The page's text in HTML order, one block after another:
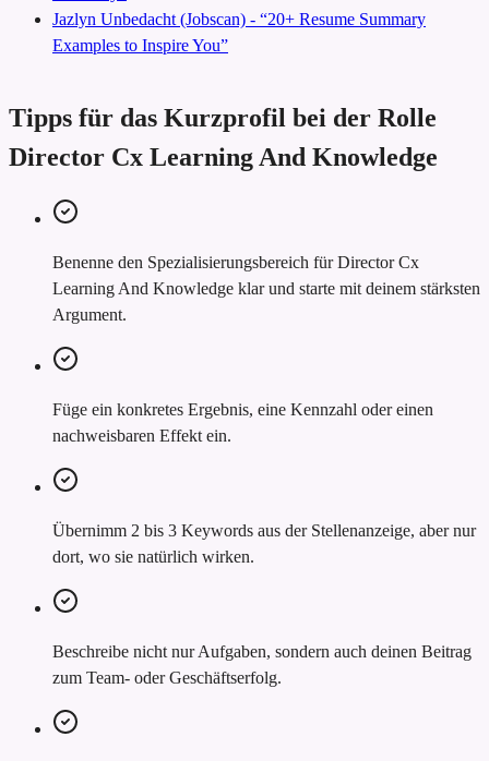
Jazlyn Unbedacht (Jobscan) - “20+ Resume Summary
Examples to Inspire You”
Tipps für das Kurzprofil bei der Rolle
Director Cx Learning And Knowledge
Benenne den Spezialisierungsbereich für Director Cx
Learning And Knowledge klar und starte mit deinem stärksten
Argument.
Füge ein konkretes Ergebnis, eine Kennzahl oder einen
nachweisbaren Effekt ein.
Übernimm 2 bis 3 Keywords aus der Stellenanzeige, aber nur
dort, wo sie natürlich wirken.
Beschreibe nicht nur Aufgaben, sondern auch deinen Beitrag
zum Team- oder Geschäftserfolg.